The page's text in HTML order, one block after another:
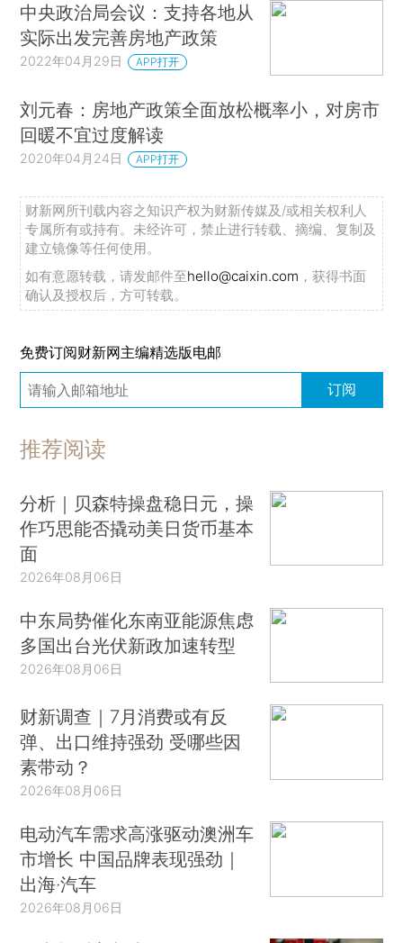
中央政治局会议：支持各地从
实际出发完善房地产政策
2022年04月29日 APP打开
刘元春：房地产政策全面放松概率小，对房市
回暖不宜过度解读
2020年04月24日 APP打开
财新网所刊载内容之知识产权为财新传媒及/或相关权利人
专属所有或持有。未经许可，禁止进行转载、摘编、复制及
建立镜像等任何使用。
如有意愿转载，请发邮件至hello@caixin.com ，获得书面
确认及授权后，方可转载。
免费订阅财新网主编精选版电邮
订阅
推荐阅读
分析｜贝森特操盘稳日元，操
作巧思能否撬动美日货币基本
面
2026年08月06日
中东局势催化东南亚能源焦虑
多国出台光伏新政加速转型
2026年08月06日
财新调查｜7月消费或有反
弹、出口维持强劲 受哪些因
素带动？
2026年08月06日
电动汽车需求高涨驱动澳洲车
市增长 中国品牌表现强劲｜
出海·汽车
2026年08月06日